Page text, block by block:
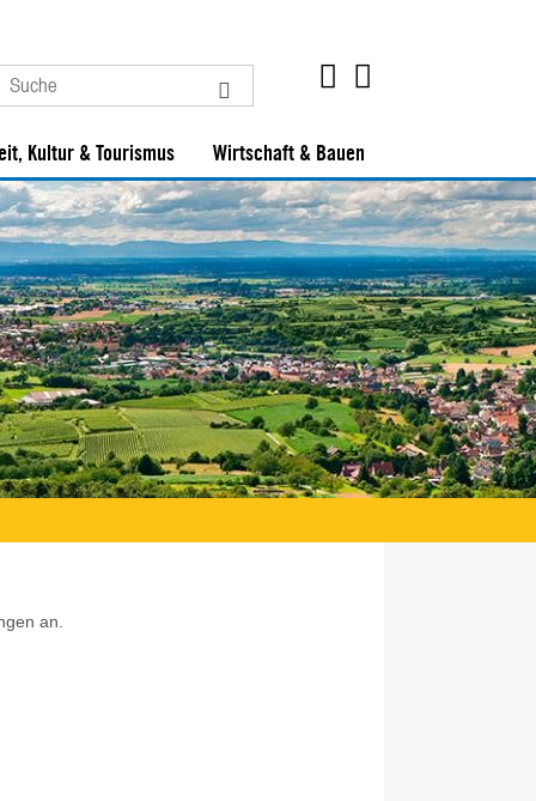
Kultur & Tourismus Wirtschaft & Bauen
an.